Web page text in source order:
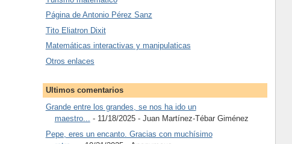
Página de Antonio Pérez Sanz
Tito Eliatron Dixit
Matemáticas interactivas y manipulaticas
Otros enlaces
Ultimos comentarios
Grande entre los grandes, se nos ha ido un
maestro... - 11/18/2025- Juan Martínez-Tébar Giménez
Pepe, eres un encanto. Gracias con muchísimo